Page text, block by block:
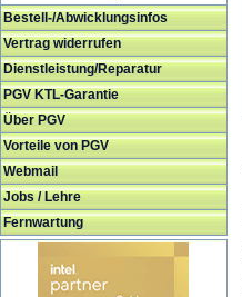
Bestell-/Abwicklungsinfos
Vertrag widerrufen
Dienstleistung/Reparatur
PGV KTL-Garantie
Über PGV
Vorteile von PGV
Webmail
Jobs / Lehre
Fernwartung